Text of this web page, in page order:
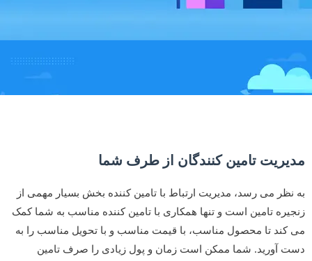
مدیریت تامین کنندگان از طرف شما
به نظر می رسد، مدیریت ارتباط با تامین کننده بخش بسیار مهمی از
زنجیره تامین است و تنها همکاری با تامین کننده مناسب به شما کمک
می کند تا محصول مناسب، با قیمت مناسب و با تحویل مناسب را به
دست آورید. شما ممکن است زمان و پول زیادی را صرف تامین